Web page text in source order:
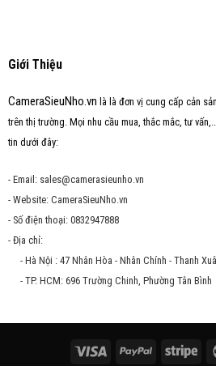
Giới Thiệu
CameraSieuNho.vn là là đơn vị cung cấp cản
trên thị trường. Mọi nhu cầu mua, thắc mắc, tư
tin dưới đây:
- Email: sales@camerasieunho.vn
- Website: CameraSieuNho.vn
- Số điện thoại: 0832947888
- Địa chỉ:
- Hà Nội : 47 Nhân Hòa - Nhân Chính - Thanh
- TP. HCM: 696 Trường Chinh, Phường Tân Bình